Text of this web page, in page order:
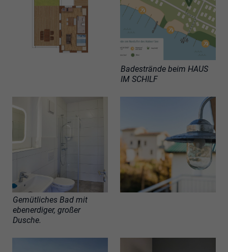
Badestrände beim HAUS
IM SCHILF
Gemütliches Bad mit
ebenerdiger, großer
Dusche.